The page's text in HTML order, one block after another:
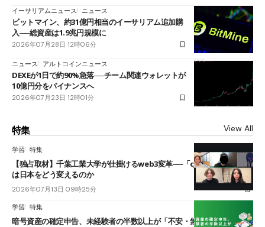
イーサリアムニュース
ニュース
ビットマイン、約31億円相当のイーサリアム追加購
入──総資産は1.9兆円規模に
2026年07月28日 12時06分
ニュース アルトコインニュース
DEXEが1日で約90%急落──チーム関連ウォレットが
10億円分をバイナンスへ
2026年07月23日 12時01分
特集 View All
学習 特集
【独占取材】千葉工業大学が仕掛けるweb3変革──「cJPY」とAIの融合
は日本をどう変えるのか
2026年07月13日 09時25分
学習 特集
暗号資産の確定申告、未経験者の半数以上が「不安・無理」